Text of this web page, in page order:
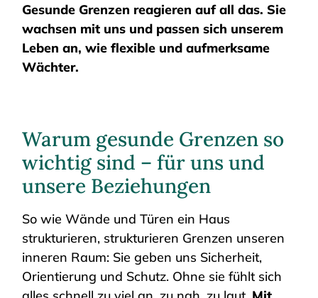
Gesunde Grenzen reagieren auf all das. Sie
wachsen mit uns und passen sich unserem
Leben an, wie flexible und aufmerksame
Wächter.
Warum gesunde Grenzen so
wichtig sind – für uns und
unsere Beziehungen
So wie Wände und Türen ein Haus
strukturieren, strukturieren Grenzen unseren
inneren Raum: Sie geben uns Sicherheit,
Orientierung und Schutz. Ohne sie fühlt sich